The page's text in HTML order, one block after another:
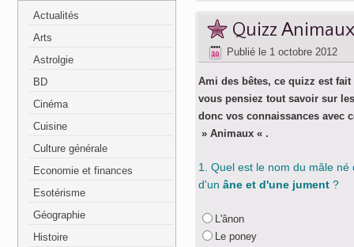
Actualités
Arts
Astrolgie
BD
Cinéma
Cuisine
Culture générale
Economie et finances
Esotérisme
Géographie
Histoire
Quizz
Publié le 1 octobre 2012
Ami des bêtes, ce quizz est
vous pensiez tout savoir sur
donc vos connaissances avec
» Animaux « .
1. Quel est le nom du mâle né
d'un âne et d'une jument ?
L'ânon
Le poney